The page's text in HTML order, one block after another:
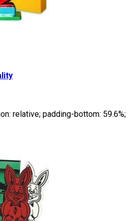
relative; padding-bottom: 59.6%;